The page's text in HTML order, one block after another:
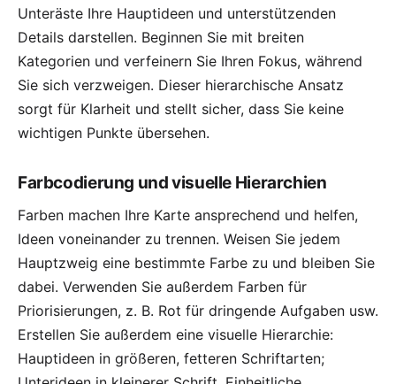
Unteräste Ihre Hauptideen und unterstützenden
Details darstellen. Beginnen Sie mit breiten
Kategorien und verfeinern Sie Ihren Fokus, während
Sie sich verzweigen. Dieser hierarchische Ansatz
sorgt für Klarheit und stellt sicher, dass Sie keine
wichtigen Punkte übersehen.
Farbcodierung und visuelle Hierarchien
Farben machen Ihre Karte ansprechend und helfen,
Ideen voneinander zu trennen. Weisen Sie jedem
Hauptzweig eine bestimmte Farbe zu und bleiben Sie
dabei. Verwenden Sie außerdem Farben für
Priorisierungen, z. B. Rot für dringende Aufgaben usw.
Erstellen Sie außerdem eine visuelle Hierarchie:
Hauptideen in größeren, fetteren Schriftarten;